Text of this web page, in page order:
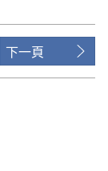
下一頁